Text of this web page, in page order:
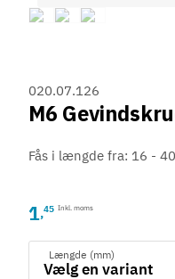
020.07.126
M6
Fås i længde fra: 16 -
1,45 Inkl. moms
Længde (mm)